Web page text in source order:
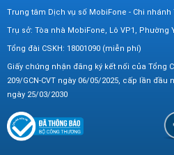
Trung tâm Dịch vụ số MobiFone - Chi
Trụ sở: Tòa nhà MobiFone, Lô VP1, Phường
Tổng đài CSKH: 18001090 (miễn phí)
Giấy chứng nhận đăng ký kết nối của Tổng
209/GCN-CVT ngày 06/05/2025, cấp lần
ngày 25/03/2030